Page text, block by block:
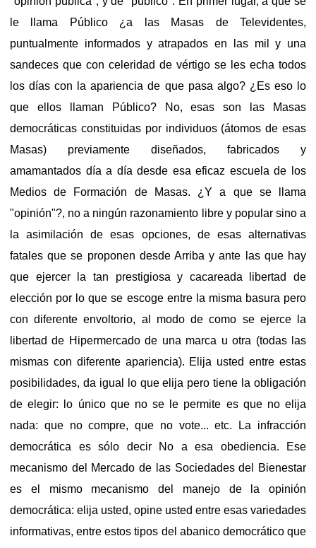
le llama Público ¿a las Masas de Televidentes,
puntualmente informados y atrapados en las mil y una
sandeces que con celeridad de vértigo se les echa todos
los días con la apariencia de que pasa algo? ¿Es eso lo
que ellos llaman Público? No, esas son las Masas
democráticas constituidas por individuos (átomos de esas
Masas) previamente diseñados, fabricados y
amamantados día a día desde esa eficaz escuela de los
Medios de Formación de Masas. ¿Y a que se llama
"opinión"?, no a ningún razonamiento libre y popular sino a
la asimilación de esas opciones, de esas alternativas
fatales que se proponen desde Arriba y ante las que hay
que ejercer la tan prestigiosa y cacareada libertad de
elección por lo que se escoge entre la misma basura pero
con diferente envoltorio, al modo de como se ejerce la
libertad de Hipermercado de una marca u otra (todas las
mismas con diferente apariencia). Elija usted entre estas
posibilidades, da igual lo que elija pero tiene la obligación
de elegir: lo único que no se le permite es que no elija
nada: que no compre, que no vote... etc. La infracción
democrática es sólo decir No a esa obediencia. Ese
mecanismo del Mercado de las Sociedades del Bienestar
es el mismo mecanismo del manejo de la opinión
democrática: elija usted, opine usted entre esas variedades
informativas, entre estos tipos del abanico democrático que